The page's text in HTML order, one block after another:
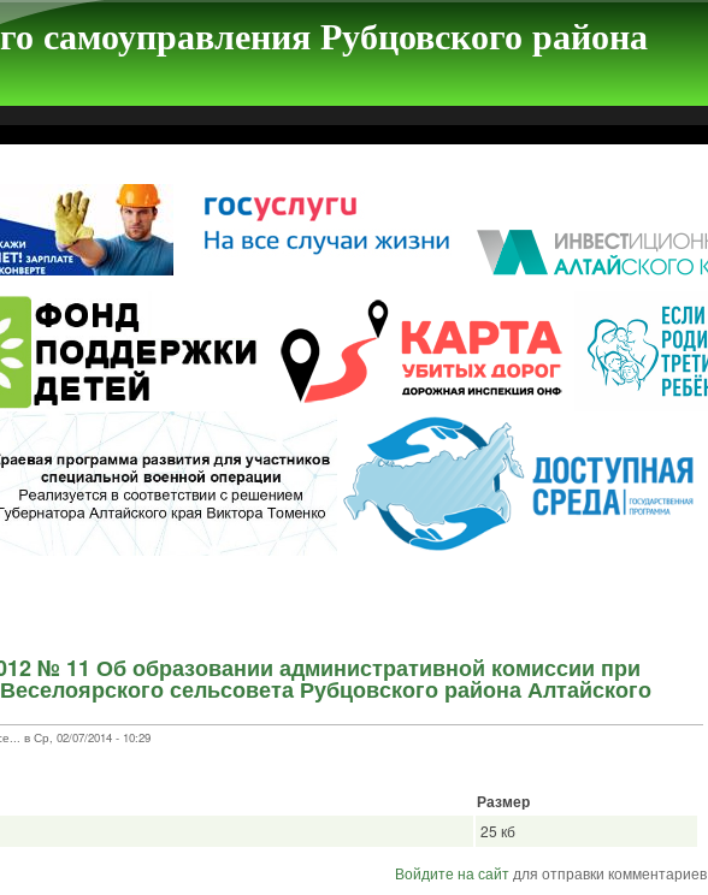
самоуправления Рубцовского района
№ 11 Об образовании административной комиссии при
сельсовета Рубцовского района Алтайского
в Ср, 02/07/2014 - 10:29
Размер
25 кб
Войдите на сайтдля отправки комментариев